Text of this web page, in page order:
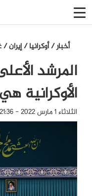
أخبار/أوكرانيا/إيران/
المرشد
الأوكرانية
الثلاثاء 1 مارس 2022 - 21:36